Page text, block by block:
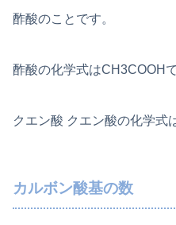
酢酸のことです。
酢酸の化学式はCH3COOHで
クエン酸 クエン酸の化学式
カルボン酸基の数